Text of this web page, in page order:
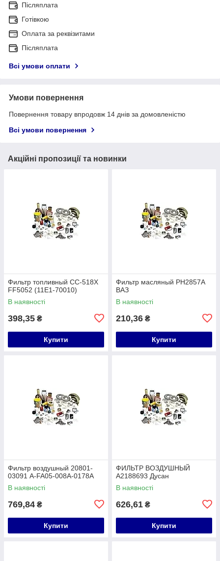
Післяплата
Готівкою
Оплата за реквізитами
Післяплата
Всі умови оплати
Умови повернення
Повернення товару впродовж 14 днів за домовленістю
Всі умови повернення
Акційні пропозиції та новинки
Фильтр топливный CC-518X
FF5052 (11E1-70010)
В наявності
398,35 ₴
Купити
Фильтр масляный PH2857A
ВАЗ
В наявності
210,36 ₴
Купити
Фильтр воздушный 20801-
03091 A-FA05-008A-0178A
В наявності
769,84 ₴
Купити
ФИЛЬТР ВОЗДУШНЫЙ
A2188693 Дусан
В наявності
626,61 ₴
Купити